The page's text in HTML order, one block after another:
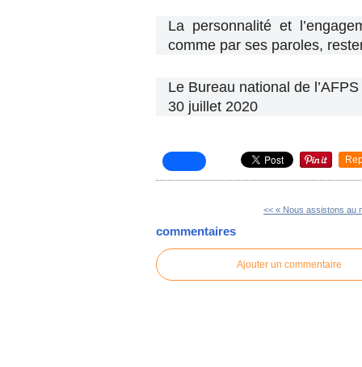
La personnalité et
comme par ses paroles,
Le Bureau national de l’AFPS
30 juillet 2020
<< « Nous assistons au
commentaires
Ajouter un commentaire